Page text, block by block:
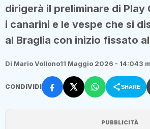
dirigerà il preliminare di Play
i canarini e le vespe che si
al Braglia con inizio fissato
Di Mario Vollono11 Maggio 2026 - 14:043
CONDIVIDI SHARE
PUBBLICITÀ